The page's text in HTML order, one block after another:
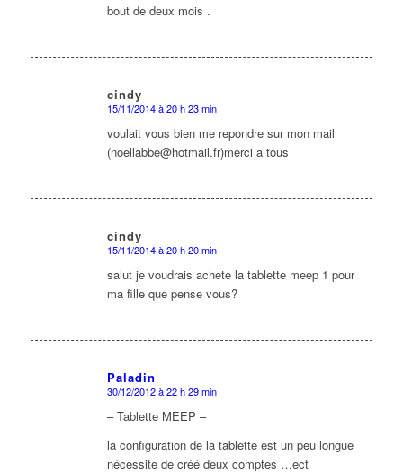
bout de deux mois .
cindy
dit
15/11/2014 à 20 h 23 min
voulait vous bien me repondre sur mon mail
(noellabbe@hotmail.fr)merci a tous
cindy
dit
15/11/2014 à 20 h 20 min
salut je voudrais achete la tablette meep 1 pour
ma fille que pense vous?
Paladin
dit
30/12/2012 à 22 h 29 min
– Tablette MEEP –
la configuration de la tablette est un peu longue
nécessite de créé deux comptes …ect